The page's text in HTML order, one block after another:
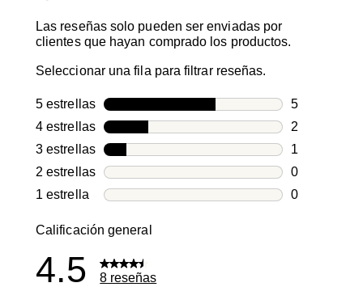
Las reseñas solo pueden ser enviadas por
clientes que hayan comprado los productos.
Seleccionar una fila para filtrar reseñas.
5 estrellasestrellas
5
5 reseñas
4 estrellasestrellas
2
2 reseñas
3 estrellasestrellas
1
1 reseña
2 estrellasestrellas
0
0 reseñas
1 estrellaestrellas
0
Calificación general
4.5 8 reseñas